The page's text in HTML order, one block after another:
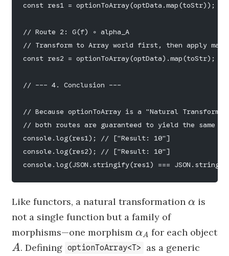
const res1 = optionToArray(optData.map(toStr));
// Route 2: G(f) ∘ alpha_A
// Transform to Array world first, then apply map
const res2 = optionToArray(optData).map(toStr);
// --- 4. Conclusion ---
// Because optionToArray is a "Natural
// both routes are guaranteed to yield the same
console.log(res1); // ["Result: 10"]
console.log(res2); // ["Result: 10"]
console.log(JSON.stringify(res1) ===
Like functors, a natural transformation \alpha
αis
not a single function but a family of
morphisms—one morphism \alpha_A
αA for each object
A
A. Defining optionToArray<T>
as a generic